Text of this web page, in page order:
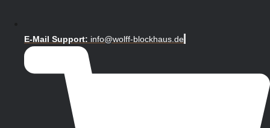
E-Mail Support: info@wolff-blockhaus.de